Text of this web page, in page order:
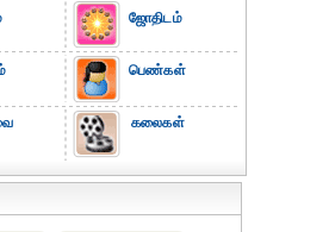
ஜோதிடம்
பெண்கள்
கலைகள்